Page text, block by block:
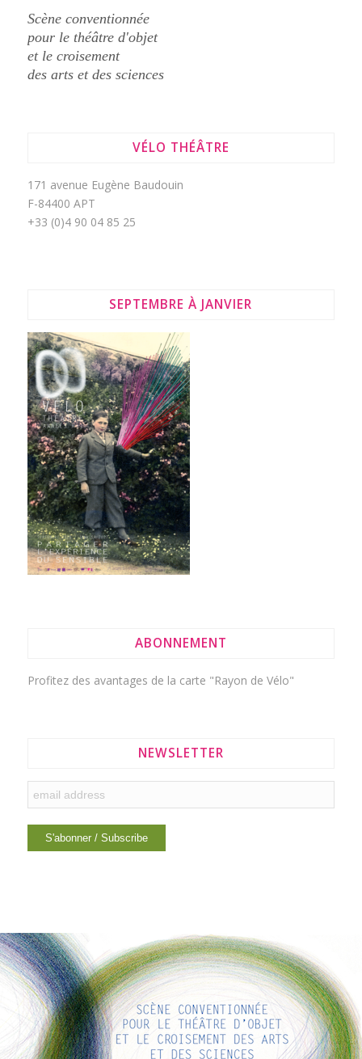
Scène conventionnée
pour le théâtre d'objet
et le croisement
des arts et des sciences
VÉLO THÉÂTRE
171 avenue Eugène Baudouin
F-84400 APT
+33 (0)4 90 04 85 25
SEPTEMBRE À JANVIER
ABONNEMENT
Profitez des avantages de la carte "Rayon de Vélo"
NEWSLETTER
LIENS INTÉRESSANTS
Voici quelques liens intéressants pour vous ! Appréciez votre
séjour :)